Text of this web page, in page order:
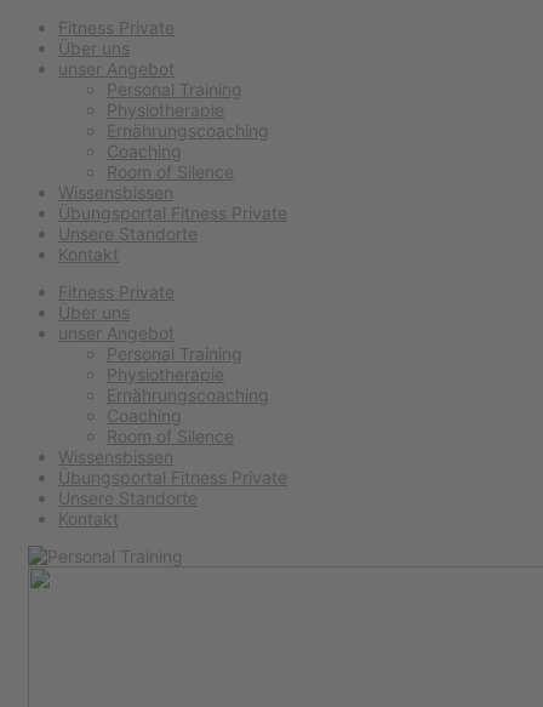
Fitness Private
Über uns
unser Angebot
Personal Training
Physiotherapie
Ernährungscoaching
Coaching
Room of Silence
Wissensbissen
Übungsportal Fitness Private
Unsere Standorte
Kontakt
Fitness Private
Über uns
unser Angebot
Personal Training
Physiotherapie
Ernährungscoaching
Coaching
Room of Silence
Wissensbissen
Übungsportal Fitness Private
Unsere Standorte
Kontakt